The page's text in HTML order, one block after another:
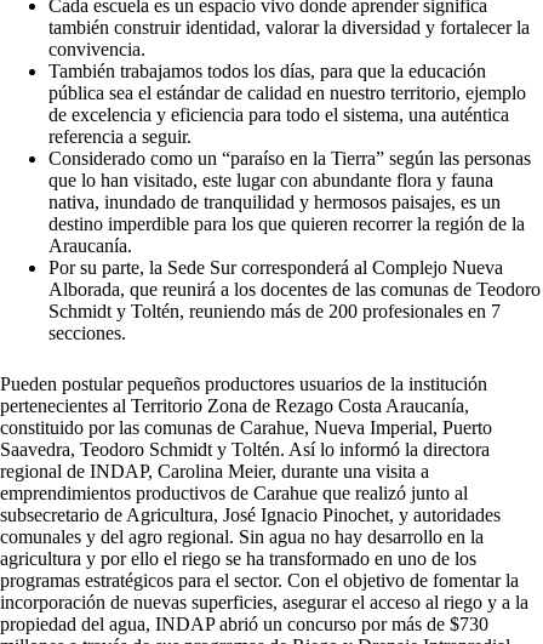
Cada escuela es un espacio vivo donde aprender significa
también construir identidad, valorar la diversidad y fortalecer la
convivencia.
También trabajamos todos los días, para que la educación
pública sea el estándar de calidad en nuestro territorio, ejemplo
de excelencia y eficiencia para todo el sistema, una auténtica
referencia a seguir.
Considerado como un “paraíso en la Tierra” según las personas
que lo han visitado, este lugar con abundante flora y fauna
nativa, inundado de tranquilidad y hermosos paisajes, es un
destino imperdible para los que quieren recorrer la región de la
Araucanía.
Por su parte, la Sede Sur corresponderá al Complejo Nueva
Alborada, que reunirá a los docentes de las comunas de Teodoro
Schmidt y Toltén, reuniendo más de 200 profesionales en 7
secciones.
Pueden postular pequeños productores usuarios de la institución
pertenecientes al Territorio Zona de Rezago Costa Araucanía,
constituido por las comunas de Carahue, Nueva Imperial, Puerto
Saavedra, Teodoro Schmidt y Toltén. Así lo informó la directora
regional de INDAP, Carolina Meier, durante una visita a
emprendimientos productivos de Carahue que realizó junto al
subsecretario de Agricultura, José Ignacio Pinochet, y autoridades
comunales y del agro regional. Sin agua no hay desarrollo en la
agricultura y por ello el riego se ha transformado en uno de los
programas estratégicos para el sector. Con el objetivo de fomentar la
incorporación de nuevas superficies, asegurar el acceso al riego y a la
propiedad del agua, INDAP abrió un concurso por más de $730